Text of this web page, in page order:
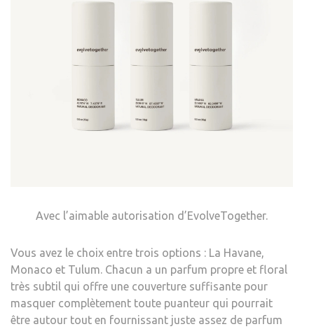
Avec l’aimable autorisation d’EvolveTogether.
Vous avez le choix entre trois options : La Havane,
Monaco et Tulum. Chacun a un parfum propre et floral
très subtil qui offre une couverture suffisante pour
masquer complètement toute puanteur qui pourrait
être autour tout en fournissant juste assez de parfum